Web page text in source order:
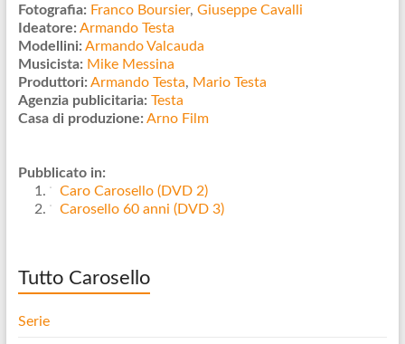
Fotografia: Franco Boursier, Giuseppe Cavalli
Ideatore: Armando Testa
Modellini: Armando Valcauda
Musicista: Mike Messina
Produttori: Armando Testa, Mario Testa
Agenzia publicitaria: Testa
Casa di produzione: Arno Film
Pubblicato in:
Caro Carosello (DVD 2)
Carosello 60 anni (DVD 3)
Tutto Carosello
Serie